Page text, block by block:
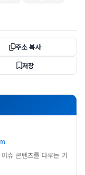
주소 복사
저장
슈 콘텐츠를 다루는 기